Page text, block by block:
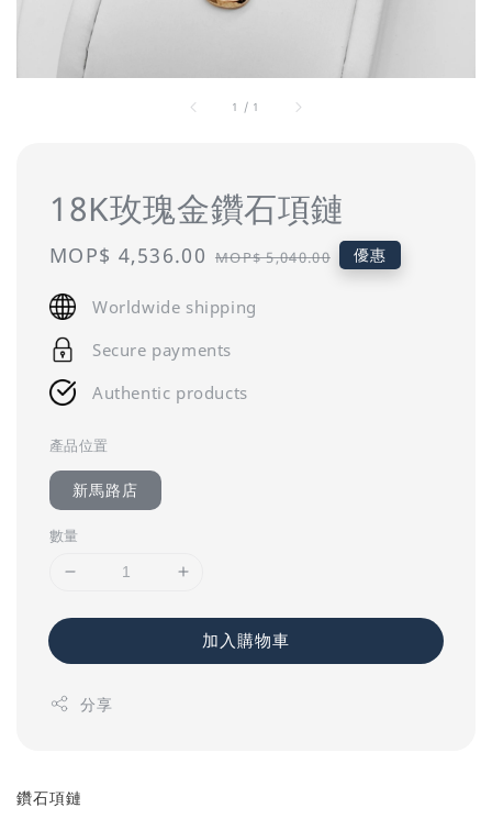
1 / 1
18K玫瑰金鑽石項鏈
Sale
MOP$ 4,536.00 Regular
MOP$ 5,040.00 優惠
Worldwide shipping
Secure payments
Authentic products
產品位置
新馬路店
數量
加入購物車
分享
鑽石項鏈